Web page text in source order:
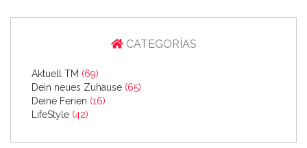
CATEGORÍAS
Aktuell TM (69)
Dein neues Zuhause (65)
Deine Ferien (16)
LifeStyle (42)